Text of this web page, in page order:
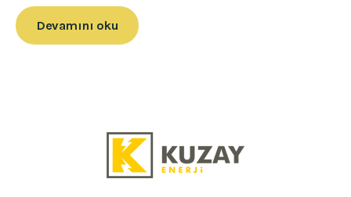
Devamını oku